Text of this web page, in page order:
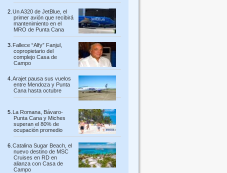
Un A320 de JetBlue, el
primer avión que recibirá
mantenimiento en el
MRO de Punta Cana
Fallece “Alfy” Fanjul,
copropietario del
complejo Casa de
Campo
Arajet pausa sus vuelos
entre Mendoza y Punta
Cana hasta octubre
La Romana, Bávaro-
Punta Cana y Miches
superan el 80% de
ocupación promedio
Catalina Sugar Beach, el
nuevo destino de MSC
Cruises en RD en
alianza con Casa de
Campo